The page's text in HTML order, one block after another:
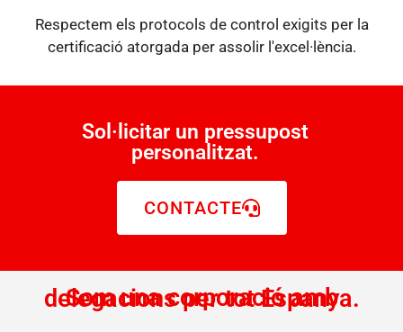
Respectem els protocols de control exigits per la
certificació atorgada per assolir l'excel·lència.
Sol·licitar un pressupost
personalitzat.
CONTACTE
Som una corporació amb delegacions per tot Espanya.